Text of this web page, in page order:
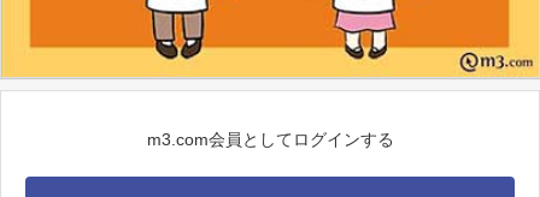
m3.com会員としてログインする